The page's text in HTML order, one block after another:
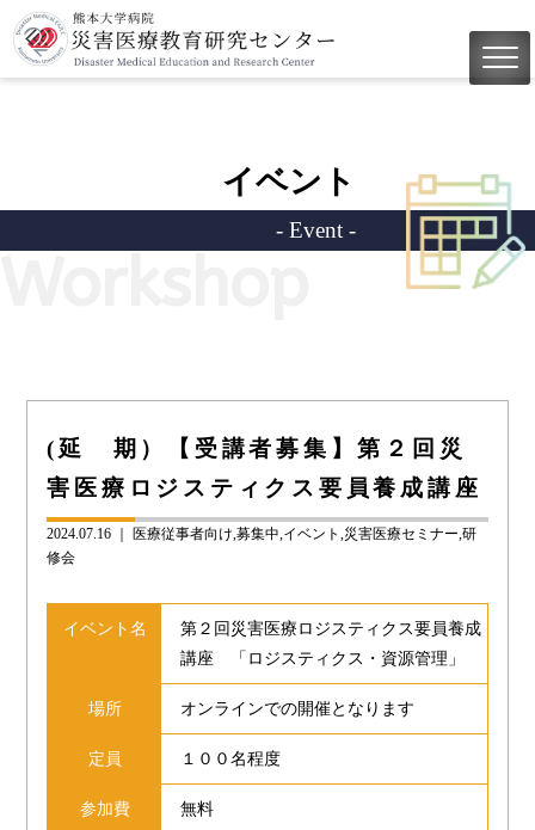
イベント
- Event -
(延 期）【受講者募集】第２回災
害医療ロジスティクス要員養成講座
2024.07.16 ｜ 医療従事者向け 募集中 イベント 災害医療セミナー 研
修会
イベント名
第２回災害医療ロジスティクス要員養成
講座 「ロジスティクス・資源管理」
場所 オンラインでの開催となります
定員 １００名程度
参加費 無料